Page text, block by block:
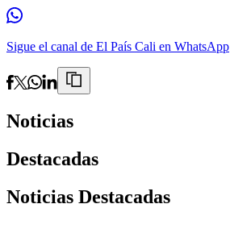
Sigue el canal de El País Cali en WhatsApp
Noticias
Destacadas
Noticias Destacadas